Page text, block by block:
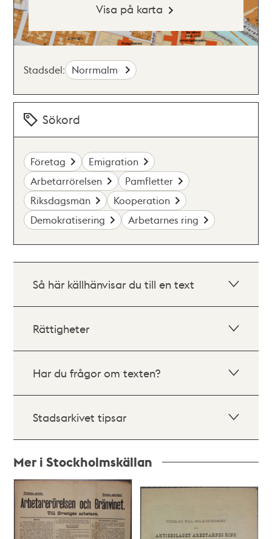
Visa på karta
Stadsdel: Norrmalm
Sökord
Företag
Emigration
Arbetarrörelsen
Pamfletter
Riksdagsmän
Kooperation
Demokratisering
Arbetarnes ring
Så här källhänvisar du till en text
Rättigheter
Har du frågor om texten?
Stadsarkivet tipsar
Mer i Stockholmskällan
Relaterade
poster
och
teman